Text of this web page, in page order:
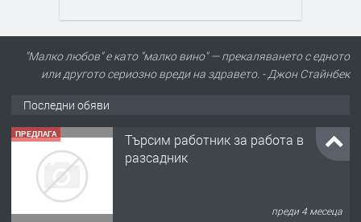
"Малко любов" е като "малко вино" — прекаляването с едното
или другото сериозно вреди на здравето. - Джон Стайнбек
Последни обяви
ПРЕДЛАГА
Търсим работник за работа в
разсадник
преди 4 месеца